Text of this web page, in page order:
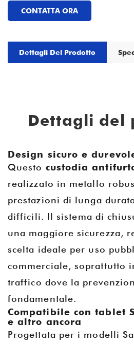
CONTATTA ORA
Dettagli Del Prodotto
Dettagli del
Design sicuro e
Questo custodia
realizzato in metallo
prestazioni di lunga
difficili. Il sistema di
una maggiore sicurezza,
scelta ideale per uso
commerciale, soprattutto
traffico dove la
fondamentale.
Compatibile con tablet
e altro ancora
Progettata per i modelli